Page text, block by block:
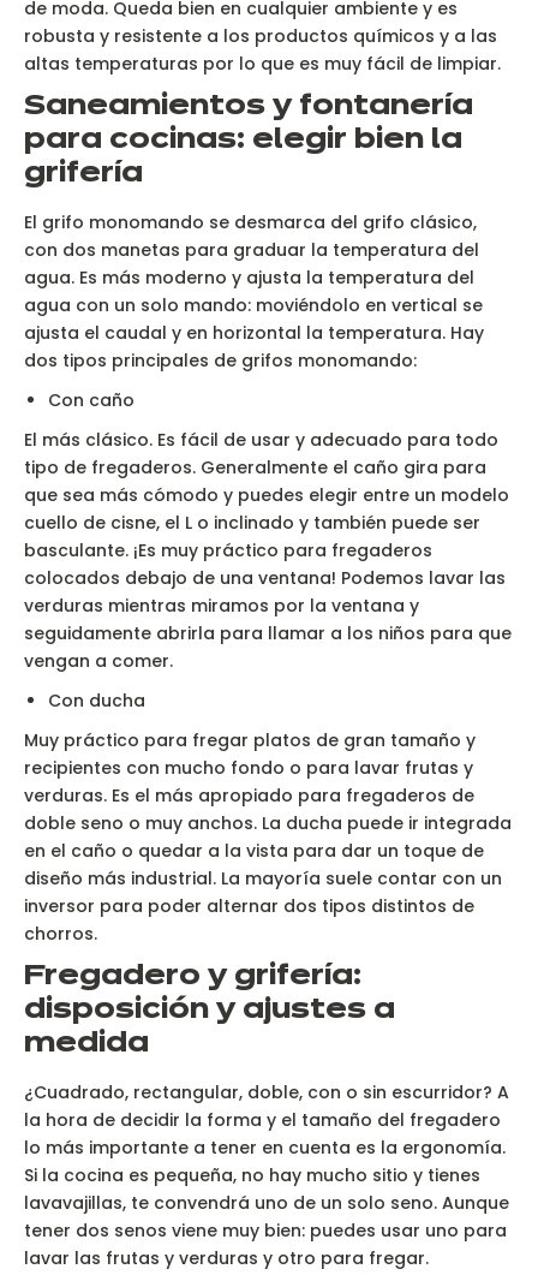
de moda. Queda bien en cualquier ambiente y es
robusta y resistente a los productos químicos y a las
altas temperaturas por lo que es muy fácil de limpiar.
Saneamientos y fontanería
para cocinas: elegir bien la
grifería
El grifo monomando se desmarca del grifo clásico,
con dos manetas para graduar la temperatura del
agua. Es más moderno y ajusta la temperatura del
agua con un solo mando: moviéndolo en vertical se
ajusta el caudal y en horizontal la temperatura. Hay
dos tipos principales de grifos monomando:
Con caño
El más clásico. Es fácil de usar y adecuado para todo
tipo de fregaderos. Generalmente el caño gira para
que sea más cómodo y puedes elegir entre un modelo
cuello de cisne, el L o inclinado y también puede ser
basculante. ¡Es muy práctico para fregaderos
colocados debajo de una ventana! Podemos lavar las
verduras mientras miramos por la ventana y
seguidamente abrirla para llamar a los niños para que
vengan a comer.
Con ducha
Muy práctico para fregar platos de gran tamaño y
recipientes con mucho fondo o para lavar frutas y
verduras. Es el más apropiado para fregaderos de
doble seno o muy anchos. La ducha puede ir integrada
en el caño o quedar a la vista para dar un toque de
diseño más industrial. La mayoría suele contar con un
inversor para poder alternar dos tipos distintos de
chorros.
Fregadero y grifería:
disposición y ajustes a
medida
¿Cuadrado, rectangular, doble, con o sin escurridor? A
la hora de decidir la forma y el tamaño del fregadero
lo más importante a tener en cuenta es la ergonomía.
Si la cocina es pequeña, no hay mucho sitio y tienes
lavavajillas, te convendrá uno de un solo seno. Aunque
tener dos senos viene muy bien: puedes usar uno para
lavar las frutas y verduras y otro para fregar.